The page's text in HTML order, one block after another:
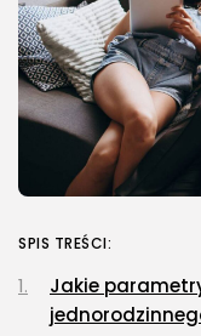
SPIS TREŚCI:
Jakie